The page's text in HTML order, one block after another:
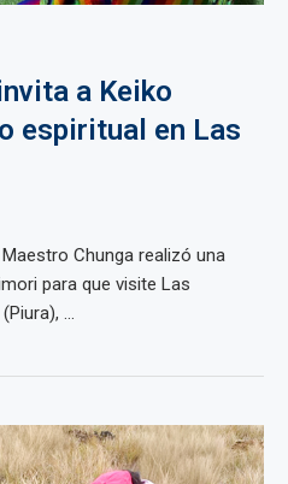
a Keiko
espiritual en Las
Chunga realizó una
para que visite Las
...